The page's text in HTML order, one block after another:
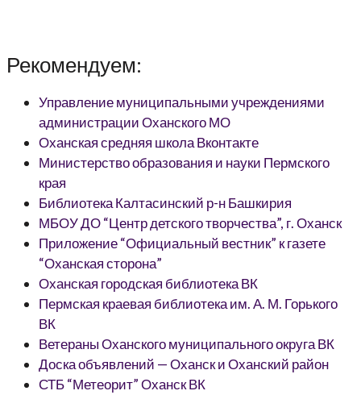
Рекомендуем:
Управление муниципальными учреждениями
администрации Оханского МО
Оханская средняя школа Вконтакте
Министерство образования и науки Пермского
края
Библиотека Калтасинский р-н Башкирия
МБОУ ДО “Центр детского творчества”, г. Оханск
Приложение “Официальный вестник” к газете
“Оханская сторона”
Оханская городская библиотека ВК
Пермская краевая библиотека им. А. М. Горького
ВК
Ветераны Оханского муниципального округа ВК
Доска объявлений — Оханск и Оханский район
СТБ “Метеорит” Оханск ВК